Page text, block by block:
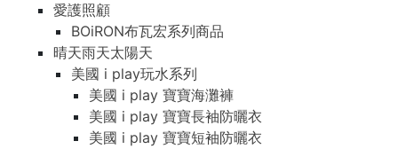
愛護照顧
BOiRON布瓦宏系列商品
晴天雨天太陽天
美國 i play玩水系列
美國 i play 寶寶海灘褲
美國 i play 寶寶長袖防曬衣
美國 i play 寶寶短袖防曬衣